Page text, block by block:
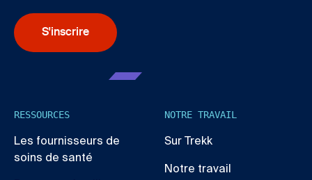
S'inscrire
RESSOURCES
Les fournisseurs de
soins de santé
NOTRE TRAVAIL
Sur Trekk
Notre travail